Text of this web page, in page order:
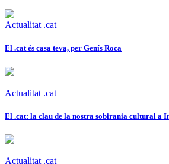
Actualitat .cat
El .cat és casa teva, per Genís Roca
Actualitat .cat
El .cat: la clau de la nostra sobirania cultural a
Actualitat .cat